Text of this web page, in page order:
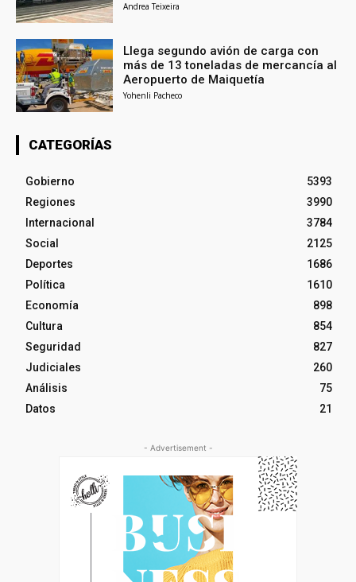
Andrea Teixeira
Llega segundo avión de carga con
más de 13 toneladas de mercancía al
Aeropuerto de Maiquetía
Yohenli Pacheco
CATEGORÍAS
Gobierno
5393
Regiones
3990
Internacional
3784
Social
2125
Deportes
1686
Política
1610
Economía
898
Cultura
854
Seguridad
827
Judiciales
260
Análisis
75
Datos
21
- Advertisement -